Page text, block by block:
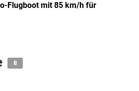
Flugboot mit 85 km/h für
8